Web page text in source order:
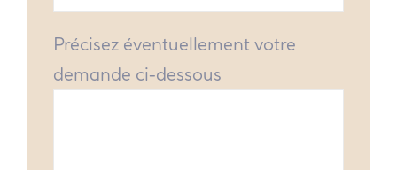
Précisez éventuellement votre
demande ci-dessous